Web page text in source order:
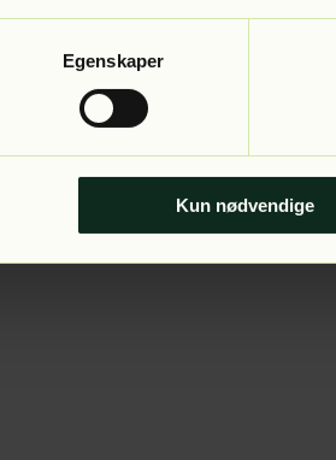
Egenskaper
Kun nødvendige